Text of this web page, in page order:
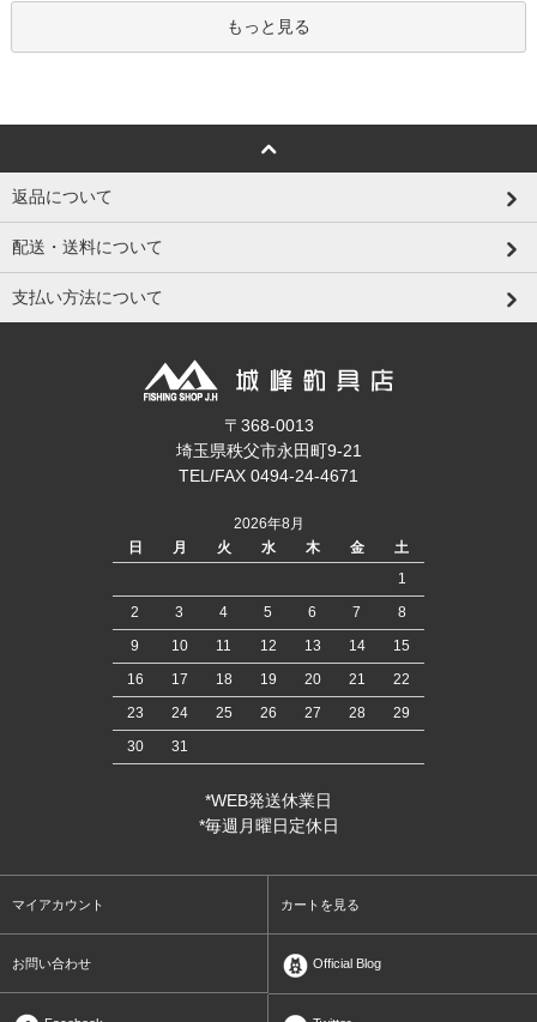
もっと見る
返品について
配送・送料について
支払い方法について
〒368-0013
埼玉県秩父市永田町9-21
TEL/FAX 0494-24-4671
2026年8月
日
月 火 水 木 金
土
1
2
3 4 5 6 7
8
9
10 11 12 13 14
15
16
17 18 19 20 21
22
23
24 25 26 27 28
29
30
31
*WEB発送休業日
*毎週月曜日定休日
マイアカウント カートを見る
お問い合わせ Official Blog